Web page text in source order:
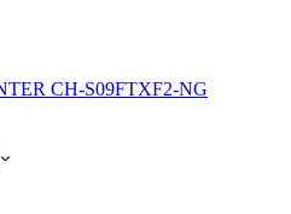
CH-S09FTXF2-NG